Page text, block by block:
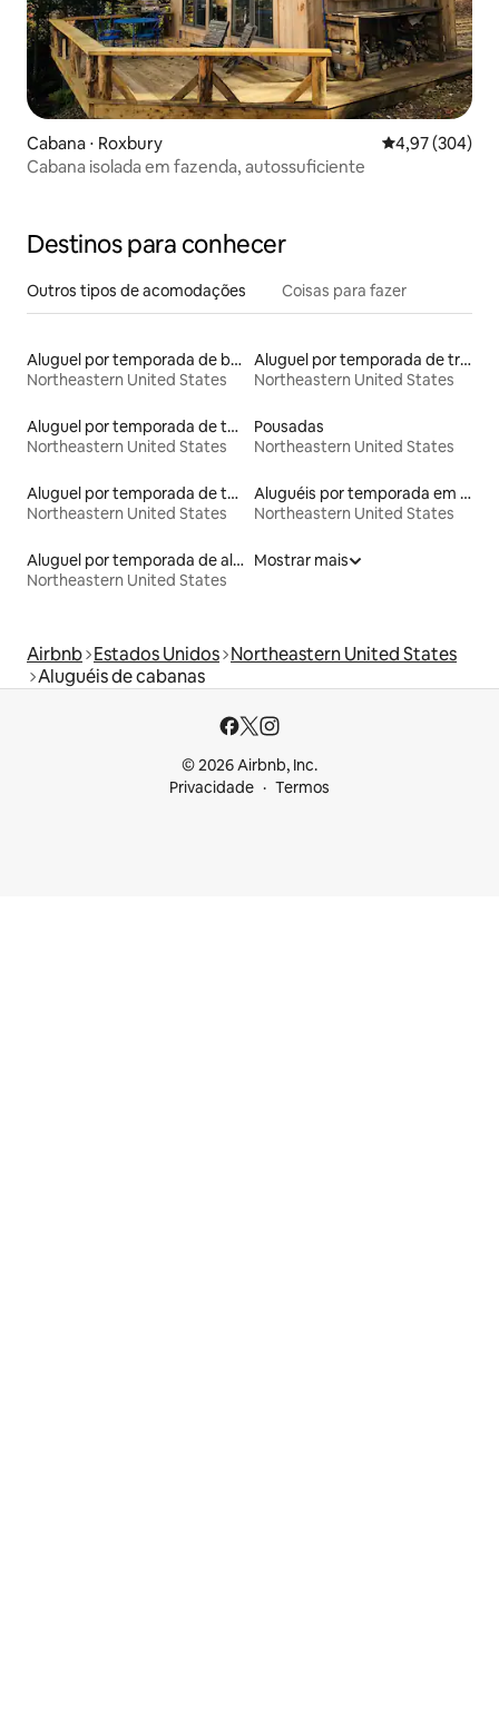
Cabana ⋅ Roxbury 4,97 de uma
4,97 (304)
Cabana isolada em fazenda, autossuficiente
Destinos para conhecer
Outros tipos de acomodações Coisas para fazer
Aluguel por temporada de barcos
Northeastern United States
Aluguel por temporada de trens
Northeastern United States
Aluguel por temporada de townhouses
Northeastern United States
Pousadas
Northeastern United States
Aluguel por temporada de tendas
Northeastern United States
Aluguéis por temporada em resorts
Northeastern United States
Aluguel por temporada de alojamentos ecológicos
Northeastern United States
Mostrar mais
Airbnb Estados Unidos Northeastern United States
Aluguéis de cabanas
© 2026 Airbnb, Inc.
Privacidade
Termos